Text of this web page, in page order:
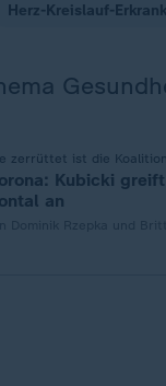
Herz-Kreislauf-
zerrüttet ist die
Kubicki
an